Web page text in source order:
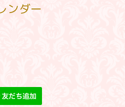
ンダー